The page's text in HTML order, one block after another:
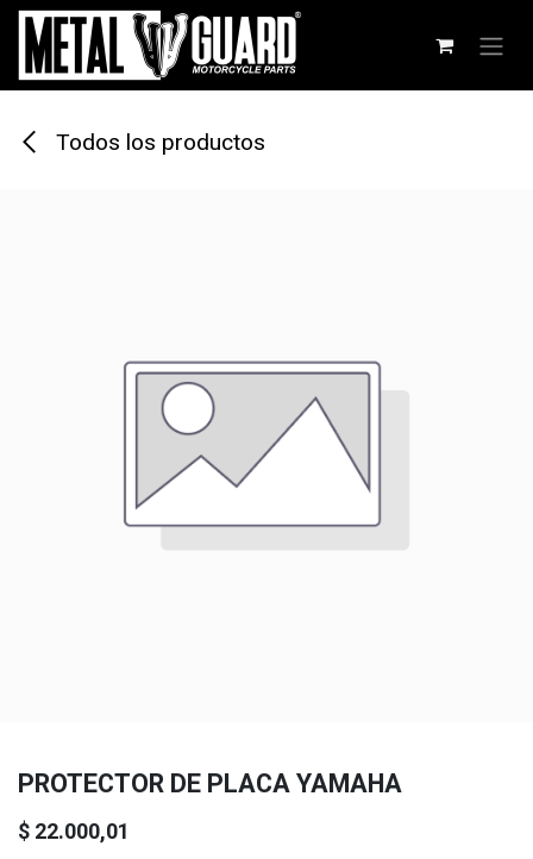
Ir al contenido
Todos los productos
PROTECTOR DE PLACA YAMAHA
$ 22.000,01